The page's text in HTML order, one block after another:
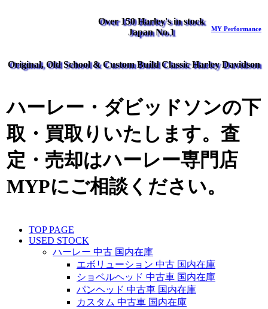
Over 150 Harley's in stock
Japan No.1
MY Performance
Original, Old School & Custom Build Classic Harley Davidson
ハーレー・ダビッドソンの下
取・買取りいたします。査
定・売却はハーレー専門店
MYPにご相談ください。
TOP PAGE
USED STOCK
ハーレー 中古 国内在庫
エボリューション 中古 国内在庫
ショベルヘッド 中古車 国内在庫
パンヘッド 中古車 国内在庫
カスタム 中古車 国内在庫